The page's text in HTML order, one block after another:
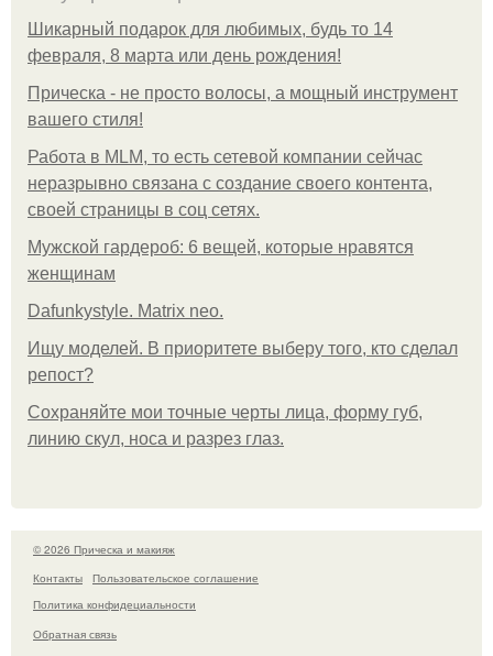
Шикарный подарок для любимых, будь то 14
февраля, 8 марта или день рождения!
Прическа - не просто волосы, а мощный инструмент
вашего стиля!
Работа в MLM, то есть сетевой компании сейчас
неразрывно связана с создание своего контента,
своей страницы в соц сетях.
Мужской гардероб: 6 вещей, которые нравятся
женщинам
Dafunkystyle. Matrix neo.
Ищу моделей. В приоритете выберу того, кто сделал
репост?
Сохраняйте мои точные черты лица, форму губ,
линию скул, носа и разрез глаз.
© 2026 Прическа и макияж
Контакты
Пользовательское соглашение
Политика конфидециальности
Обратная связь